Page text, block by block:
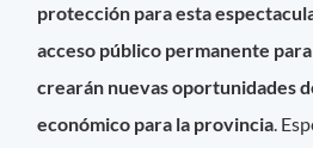
protección para esta
acceso público permanente
crearán nuevas oportunidades
económico para la provincia.